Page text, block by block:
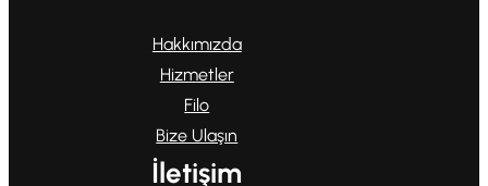
Hakkımızda
Hizmetler
Filo
Bize Ulaşın
İletişim